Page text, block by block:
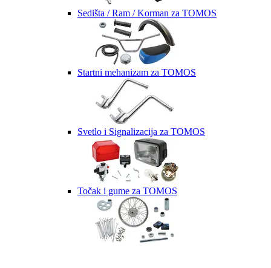
Sedišta / Ram / Korman za TOMOS
Startni mehanizam za TOMOS
Svetlo i Signalizacija za TOMOS
Točak i gume za TOMOS